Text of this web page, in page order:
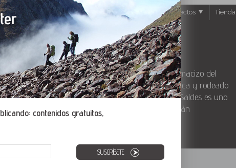
contenidos gratuitos,
SUSCRÍBETE
Rutas autoguiadas Establecimientos El Rusc: Proyectos Tienda
Saldes
¡Saldes es la puerta de entrada al emblemático macizo del
Pedraforca! A los pies de la gran montaña mágica y rodeado
por la sierras de Ensija y del Cadí, el pueblo de Saldes es uno
de los lugares más visitados del Prepirineo catalán